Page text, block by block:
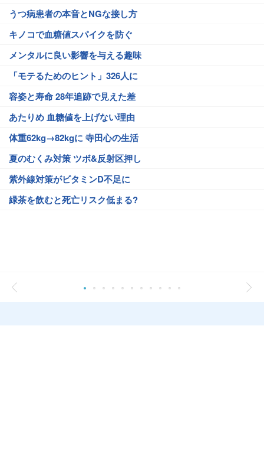
うつ病患者の本音とNGな接し方
キノコで血糖値スパイクを防ぐ
メンタルに良い影響を与える趣味
「モテるためのヒント」326人に
容姿と寿命 28年追跡で見えた差
あたりめ 血糖値を上げない理由
体重62kg→82kgに 寺田心の生活
夏のむくみ対策 ツボ&反射区押し
紫外線対策がビタミンD不足に
緑茶を飲むと死亡リスク低まる?